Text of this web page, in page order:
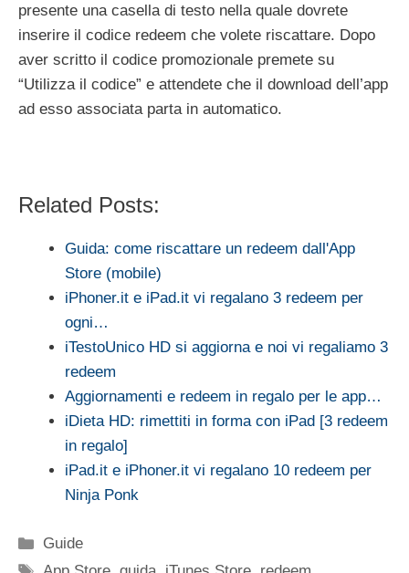
presente una casella di testo nella quale dovrete
inserire il codice redeem che volete riscattare. Dopo
aver scritto il codice promozionale premete su
“Utilizza il codice” e attendete che il download dell’app
ad esso associata parta in automatico.
Related Posts:
Guida: come riscattare un redeem dall'App
Store (mobile)
iPhoner.it e iPad.it vi regalano 3 redeem per
ogni…
iTestoUnico HD si aggiorna e noi vi regaliamo 3
redeem
Aggiornamenti e redeem in regalo per le app…
iDieta HD: rimettiti in forma con iPad [3 redeem
in regalo]
iPad.it e iPhoner.it vi regalano 10 redeem per
Ninja Ponk
Categorie
Guide
Tag